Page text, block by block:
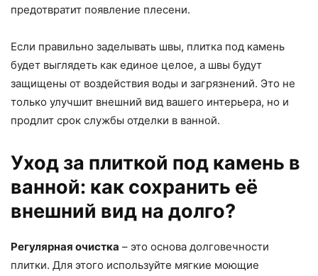
предотвратит появление плесени.
Если правильно заделывать швы, плитка под камень
будет выглядеть как единое целое, а швы будут
защищены от воздействия воды и загрязнений. Это не
только улучшит внешний вид вашего интерьера, но и
продлит срок службы отделки в ванной.
Уход за плиткой под камень в
ванной: как сохранить её
внешний вид на долго?
Регулярная очистка – это основа долговечности
плитки. Для этого используйте мягкие моющие